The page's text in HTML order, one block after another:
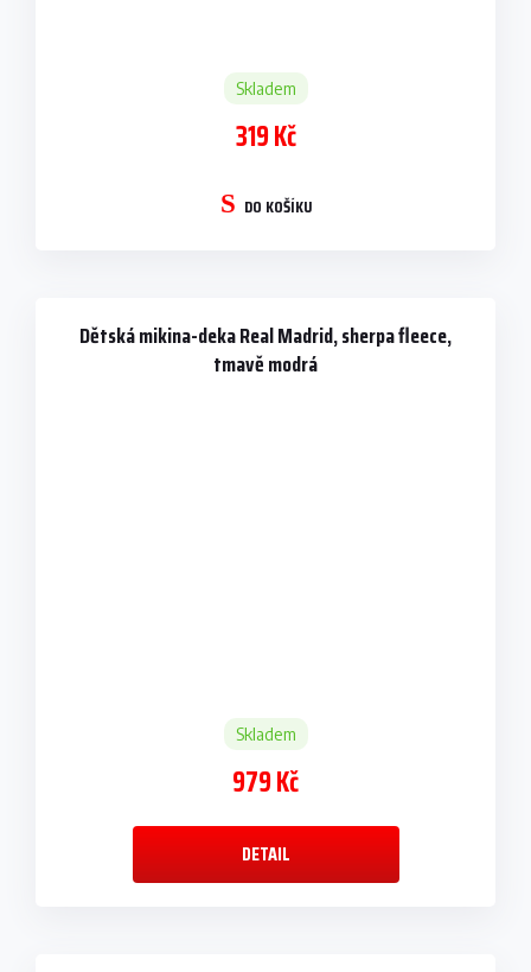
Skladem
319 Kč
DO KOŠÍKU
Dětská mikina-deka Real Madrid, sherpa fleece,
tmavě modrá
Skladem
979 Kč
DETAIL